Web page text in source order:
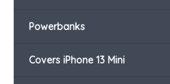
Powerbanks
Covers iPhone 13 Mini